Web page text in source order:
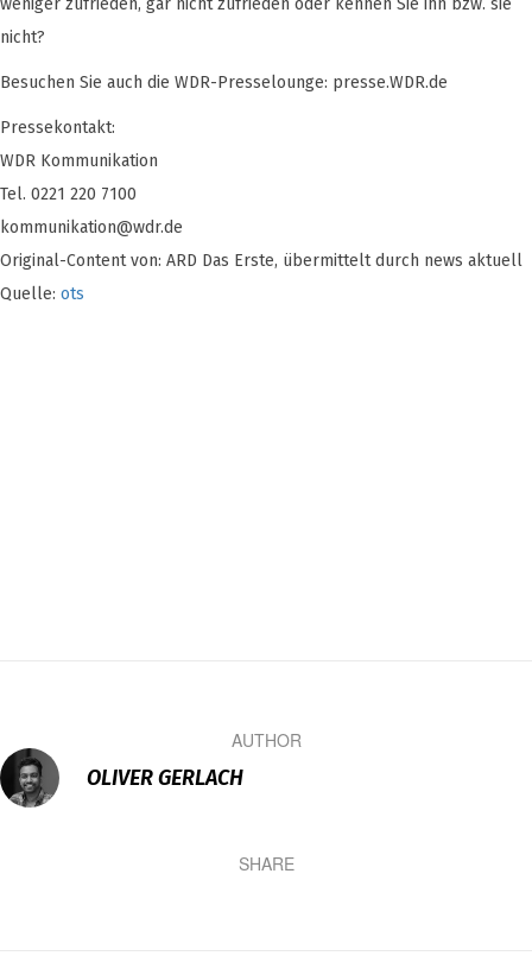
weniger zufrieden, gar nicht zufrieden oder kennen Sie ihn bzw. sie
nicht?
Besuchen Sie auch die WDR-Presselounge: presse.WDR.de
Pressekontakt:
WDR Kommunikation
Tel. 0221 220 7100
kommunikation@wdr.de
Original-Content von: ARD Das Erste, übermittelt durch news aktuell
Quelle: ots
AUTHOR
OLIVER GERLACH
SHARE